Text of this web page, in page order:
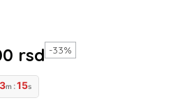
rsd -33%
m :14s